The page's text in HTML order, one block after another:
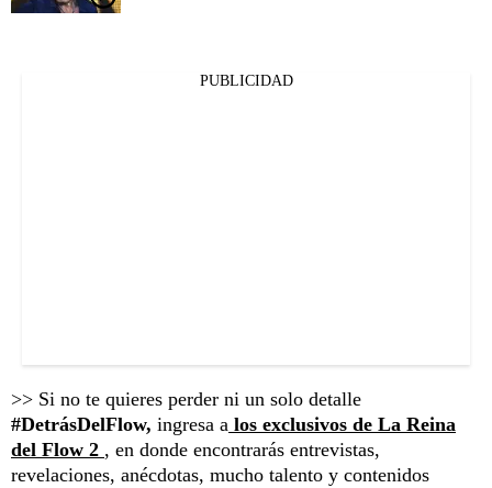
PUBLICIDAD
>> Si no te quieres perder ni un solo detalle
#DetrásDelFlow, ingresa a los exclusivos de La Reina
del Flow 2 , en donde encontrarás entrevistas,
revelaciones, anécdotas, mucho talento y contenidos